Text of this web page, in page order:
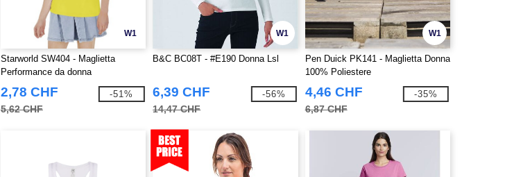
W1
Starworld SW404 - Maglietta
Performance da donna
2,78 CHF
5,62 CHF
-51%
W1
B&C BC08T - #E190 Donna Lsl
6,39 CHF
14,47 CHF
-56%
W1
Pen Duick PK141 - Maglietta Donna
100% Poliestere
4,46 CHF
6,87 CHF
-35%